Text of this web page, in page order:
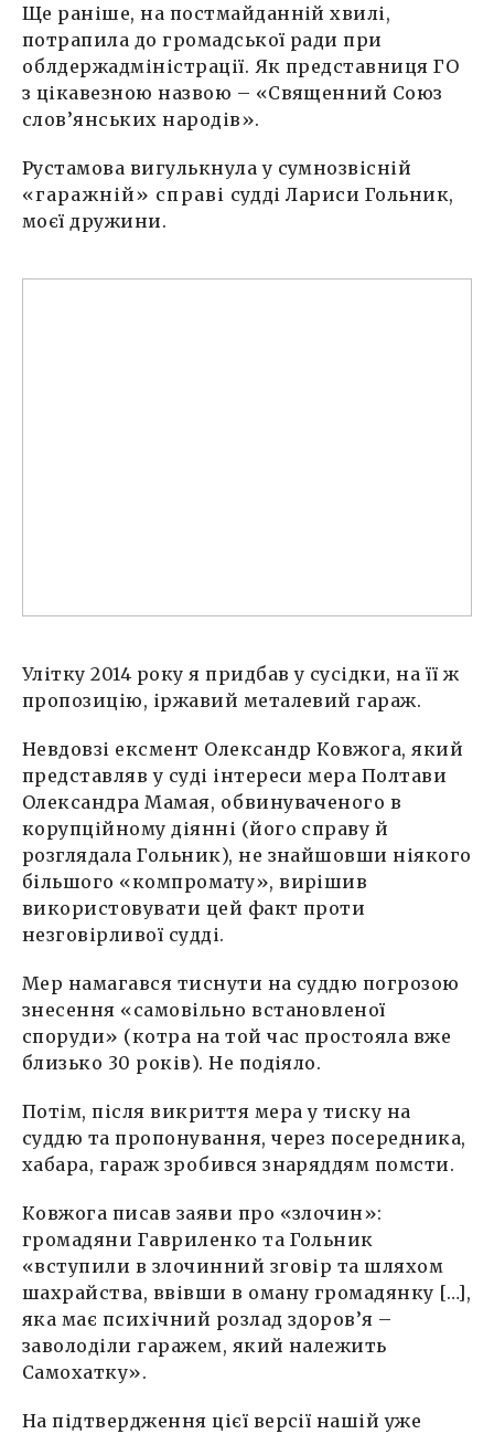
Ще раніше, на постмайданній хвилі,
потрапила до громадської ради при
облдержадміністрації. Як представниця ГО
з цікавезною назвою – «Священний Союз
слов’янських народів».
Рустамова вигулькнула у сумнозвісній
«гаражній» справі судді Лариси Гольник,
моєї дружини.
Улітку 2014 року я придбав у сусідки, на її ж
пропозицію, іржавий металевий гараж.
Невдовзі ексмент Олександр Ковжога, який
представляв у суді інтереси мера Полтави
Олександра Мамая, обвинуваченого в
корупційному діянні (його справу й
розглядала Гольник), не знайшовши ніякого
більшого «компромату», вирішив
використовувати цей факт проти
незговірливої судді.
Мер намагався тиснути на суддю погрозою
знесення «самовільно встановленої
споруди» (котра на той час простояла вже
близько 30 років). Не подіяло.
Потім, після викриття мера у тиску на
суддю та пропонування, через посередника,
хабара, гараж зробився знаряддям помсти.
Ковжога писав заяви про «злочин»:
громадяни Гавриленко та Гольник
«вступили в злочинний зговір та шляхом
шахрайства, ввівши в оману громадянку […],
яка має психічний розлад здоров’я –
заволоділи гаражем, який належить
Самохатку».
На підтвердження цієї версії нашій уже